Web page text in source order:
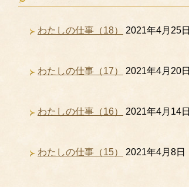
わたしの仕事（18） 2021年4月25日
わたしの仕事（17） 2021年4月20日
わたしの仕事（16） 2021年4月14日
わたしの仕事（15） 2021年4月8日